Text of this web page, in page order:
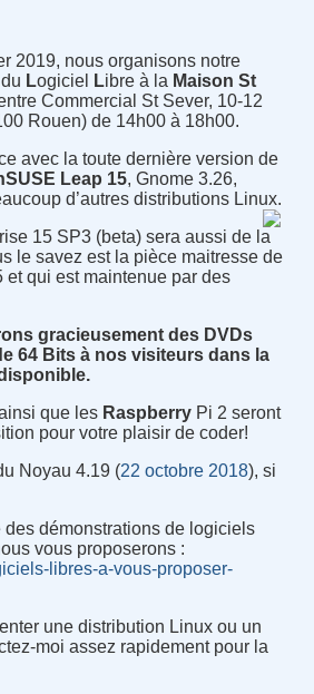
2019, nous organisons notre
Logiciel Libre à la Maison St
Commercial St Sever, 10-12
Rouen) de 14h00 à 18h00.
avec la toute dernière version de
Leap 15, Gnome 3.26,
d’autres distributions Linux.
15 SP3 (beta) sera aussi de la
le savez est la pièce maitresse de
qui est maintenue par des
gracieusement des DVDs
64 Bits à nos visiteurs dans la
que les RaspberryPi 2 seront
pour votre plaisir de coder!
Noyau 4.19 (22 octobre 2018), si
démonstrations de logiciels
vous proposerons :
libres-a-vous-proposer-
une distribution Linux ou un
moi assez rapidement pour la